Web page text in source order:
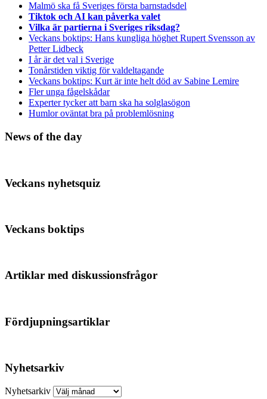
Malmö ska få Sveriges första barnstadsdel
Tiktok och AI kan påverka valet
Vilka är partierna i Sveriges riksdag?
Veckans boktips: Hans kungliga höghet Rupert Svensson av
Petter Lidbeck
I år är det val i Sverige
Tonårstiden viktig för valdeltagande
Veckans boktips: Kurt är inte helt död av Sabine Lemire
Fler unga fågelskådar
Experter tycker att barn ska ha solglasögon
Humlor oväntat bra på problemlösning
News of the day
Veckans nyhetsquiz
Veckans boktips
Artiklar med diskussionsfrågor
Fördjupningsartiklar
Nyhetsarkiv
Nyhetsarkiv